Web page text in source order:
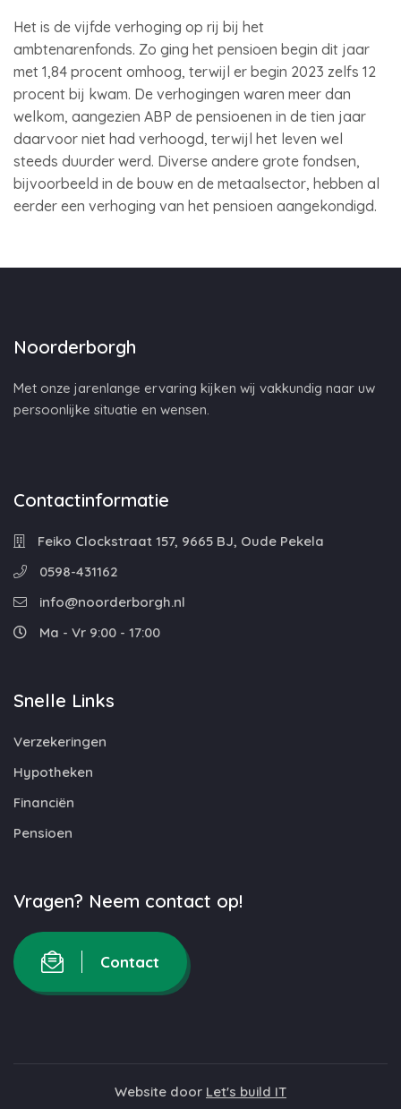
Het is de vijfde verhoging op rij bij het
ambtenarenfonds. Zo ging het pensioen begin dit jaar
met 1,84 procent omhoog, terwijl er begin 2023 zelfs 12
procent bij kwam. De verhogingen waren meer dan
welkom, aangezien ABP de pensioenen in de tien jaar
daarvoor niet had verhoogd, terwijl het leven wel
steeds duurder werd. Diverse andere grote fondsen,
bijvoorbeeld in de bouw en de metaalsector, hebben al
eerder een verhoging van het pensioen aangekondigd.
Noorderborgh
Met onze jarenlange ervaring kijken wij vakkundig naar uw
persoonlijke situatie en wensen.
Contactinformatie
Feiko Clockstraat 157, 9665 BJ, Oude Pekela
0598-431162
info@noorderborgh.nl
Ma - Vr 9:00 - 17:00
Snelle Links
Verzekeringen
Hypotheken
Financiën
Pensioen
Vragen? Neem contact op!
Contact
Website door Let's build IT